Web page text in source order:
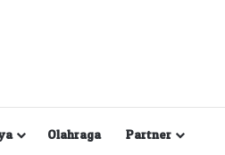
Olahraga Partner